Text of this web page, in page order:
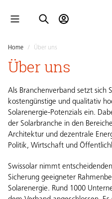
Home / Über uns
Über uns
Als Branchenverband setzt sich
kostengünstige und qualitativ
Solarenergie-Potenzials ein.
der Solarbranche in den
Architektur und dezentrale
Politik, Wirtschaft und
Swissolar nimmt
Sicherung geeigneter
Solarenergie. Rund 1000